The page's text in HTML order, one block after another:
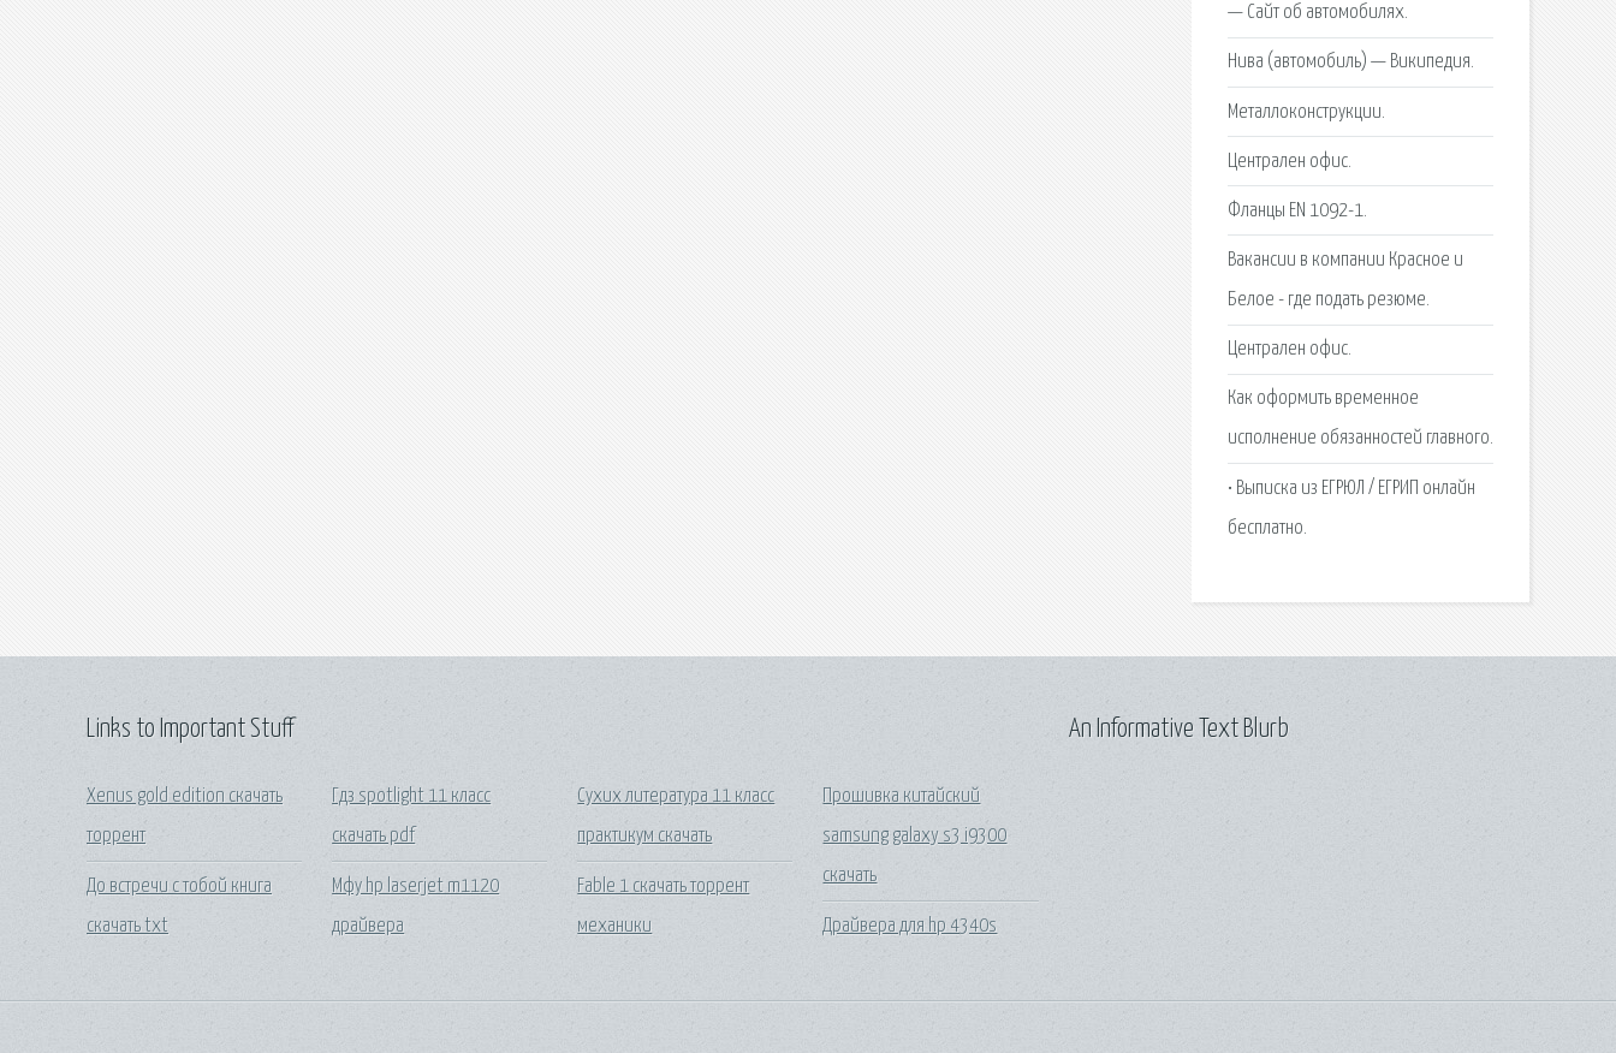
— Сайт об автомобилях.
Нива (автомобиль) — Википедия.
Металлоконструкции.
Централен офис.
Фланцы EN 1092-1.
Вакансии в компании Красное и
Белое - где подать резюме.
Централен офис.
Как оформить временное
исполнение обязанностей главного.
• Выписка из ЕГРЮЛ / ЕГРИП онлайн
бесплатно.
Links to Important Stuff
Xenus gold edition скачать
торрент
До встречи с тобой книга
скачать txt
Гдз spotlight 11 класс
скачать pdf
Мфу hp laserjet m1120
драйвера
Сухих литература 11 класс
практикум скачать
Fable 1 скачать торрент
механики
Прошивка китайский
samsung galaxy s3 i9300
скачать
Драйвера для hp 4340s
An Informative Text Blurb